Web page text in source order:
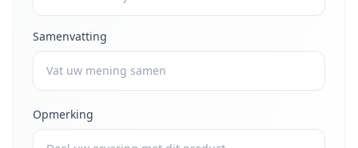
Samenvatting
Opmerking